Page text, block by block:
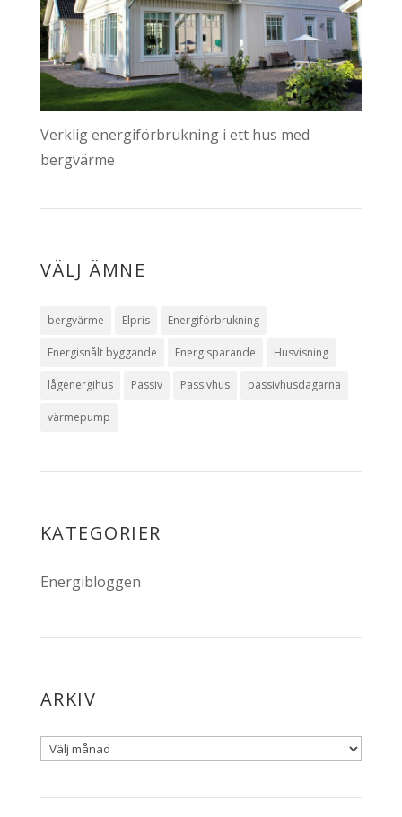
Verklig energiförbrukning i ett hus med
bergvärme
VÄLJ ÄMNE
bergvärme Elpris Energiförbrukning
Energisnålt byggande Energisparande Husvisning
lågenergihus Passiv Passivhus passivhusdagarna
värmepump
KATEGORIER
Energibloggen
ARKIV